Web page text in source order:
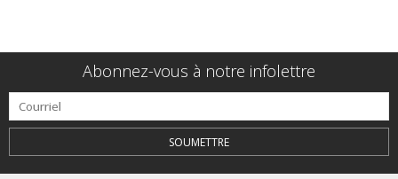
Abonnez-vous à notre infolettre
SOUMETTRE